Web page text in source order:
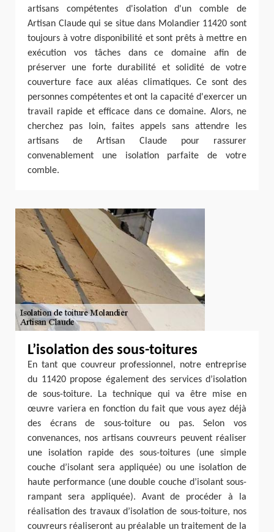
artisans compétentes d'isolation d'un comble de
Artisan Claude qui se situe dans Molandier 11420 sont
toujours à votre disponibilité et sont prêts à mettre en
exécution vos tâches dans ce domaine afin de
préserver une forte durabilité et solidité de votre
couverture face aux aléas climatiques. Ce sont des
personnes compétentes et ont la capacité d'exercer un
travail rapide et efficace dans ce domaine. Alors, ne
cherchez pas loin, faites appels sans attendre les
artisans de Artisan Claude pour rassurer
convenablement une isolation parfaite de votre
comble.
L’isolation des sous-toitures
En tant que couvreur professionnel, notre entreprise
du 11420 propose également des services d’isolation
de sous-toiture. La technique qui va être mise en
œuvre variera en fonction du fait que vous ayez déjà
des écrans de sous-toiture ou pas. Selon vos
convenances, nos artisans couvreurs peuvent réaliser
une isolation rapide des sous-toitures (une simple
couche d’isolant sera appliquée) ou une isolation de
haute performance (une double couche d’isolant sous-
rampant sera appliquée). Avant de procéder à la
réalisation des travaux d’isolation de sous-toiture, nos
couvreurs réaliseront au préalable un traitement de la